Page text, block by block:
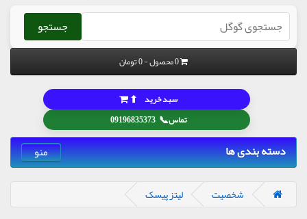
جستجو
0 محصول - 0 تومان
تماس📞
09196835373
سبد خرید ⬆
دسته بندی ها منو
شخصیت لیتز پیسک